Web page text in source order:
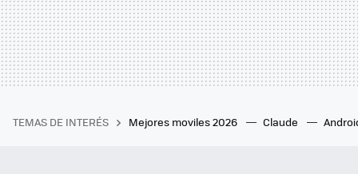
TEMAS DE INTERÉS Mejores moviles 2026 Claude